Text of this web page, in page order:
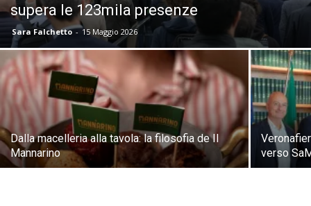
supera le 123mila presenze
Sara Falchetto - 15 Maggio 2026
Dalla macelleria alla tavola: la filosofia de Il
Mannarino
verso